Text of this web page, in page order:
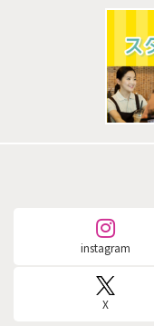
instagram
X